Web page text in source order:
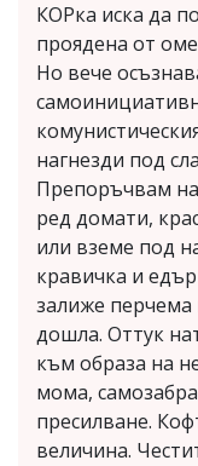
КОРка иска да
проядена от
Но вече
нагнезди под
Препоръчвам
ред домати,
или вземе под
кравичка и
залиже перчема
дошла. Оттук
към образа на
мома,
пресилване.
величина.